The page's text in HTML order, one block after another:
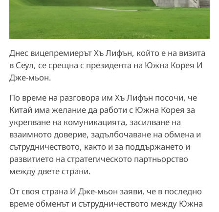
Днес вицепремиерът Хъ Лифън, който е на визита
в Сеул, се срещна с президента на Южна Корея И
Дже-мьон.
По време на разговора им Хъ Лифън посочи, че
Китай има желание да работи с Южна Корея за
укрепване на комуникацията, засилване на
взаимното доверие, задълбочаване на обмена и
сътрудничеството, както и за поддържането и
развитието на стратегическото партньорство
между двете страни.
От своя страна И Дже-мьон заяви, че в последно
време обменът и сътрудничеството между Южна